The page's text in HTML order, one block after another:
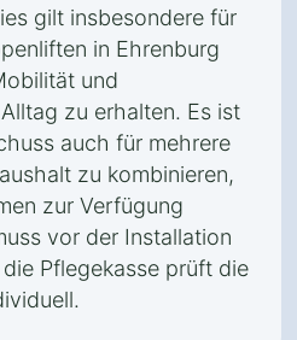
gilt insbesondere für
in Ehrenburg
und
zu erhalten. Es ist
auch für mehrere
zu kombinieren,
zur Verfügung
vor der Installation
Pflegekasse prüft die